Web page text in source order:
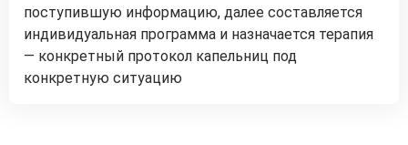
поступившую информацию, далее составляется
индивидуальная программа и назначается терапия
— конкретный протокол капельниц под
конкретную ситуацию